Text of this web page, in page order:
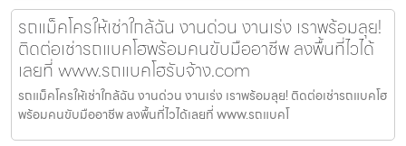
รถแม็คโครให้เช่าใกล้ฉัน งานด่วน งานเร่ง เราพร้อมลุย!
ติดต่อเช่ารถแบคโฮพร้อมคนขับมืออาชีพ ลงพื้นที่ไวได้
เลยที่ www.รถแบคโฮรับจ้าง.com
รถแม็คโครให้เช่าใกล้ฉัน งานด่วน งานเร่ง เราพร้อมลุย! ติดต่อเช่ารถแบคโฮ
พร้อมคนขับมืออาชีพ ลงพื้นที่ไวได้เลยที่ www.รถแบคโ